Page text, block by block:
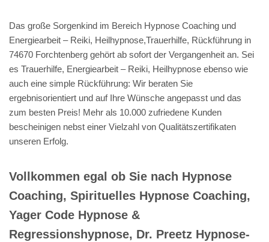
Das große Sorgenkind im Bereich Hypnose Coaching und
Energiearbeit – Reiki, Heilhypnose,Trauerhilfe, Rückführung in
74670 Forchtenberg gehört ab sofort der Vergangenheit an. Sei
es Trauerhilfe, Energiearbeit – Reiki, Heilhypnose ebenso wie
auch eine simple Rückführung: Wir beraten Sie
ergebnisorientiert und auf Ihre Wünsche angepasst und das
zum besten Preis! Mehr als 10.000 zufriedene Kunden
bescheinigen nebst einer Vielzahl von Qualitätszertifikaten
unseren Erfolg.
Vollkommen egal ob Sie nach Hypnose
Coaching, Spirituelles Hypnose Coaching,
Yager Code Hypnose &
Regressionshypnose, Dr. Preetz Hypnose-